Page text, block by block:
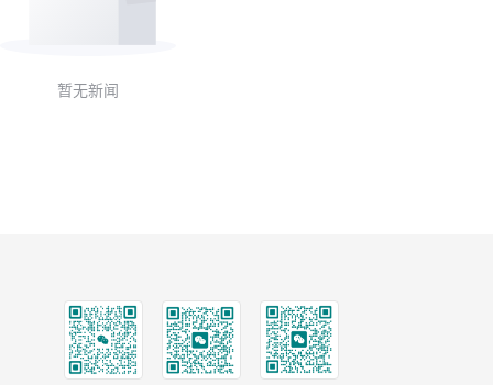
暂无新闻